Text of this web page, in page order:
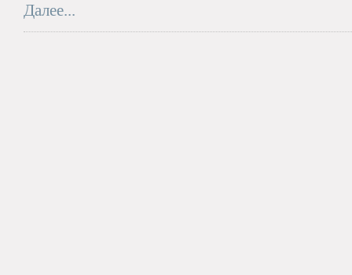
Далее...